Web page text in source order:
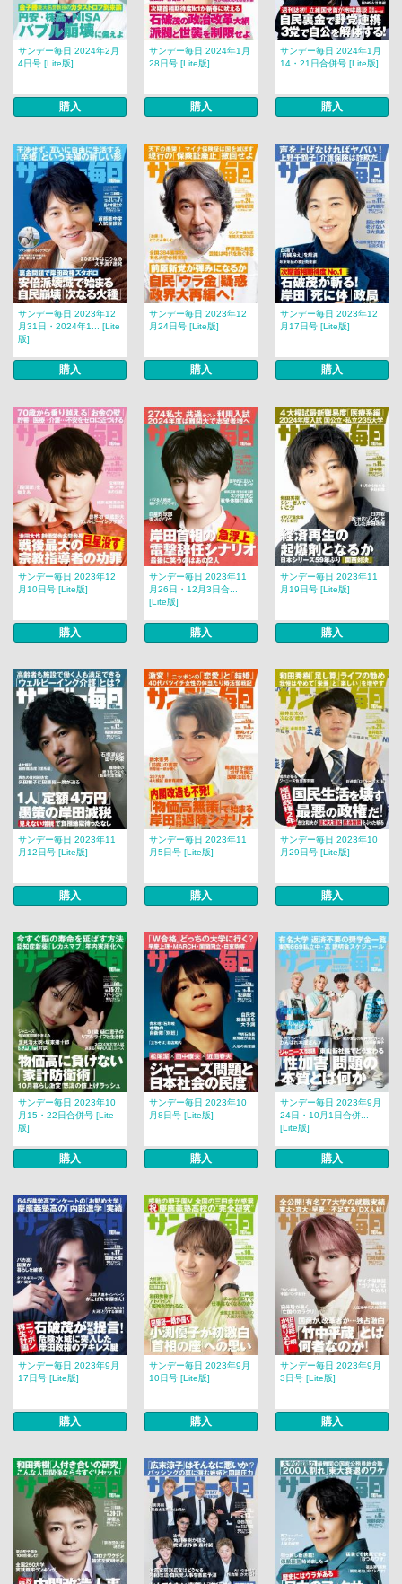
サンデー毎日 2024年2月
4日号 [Lite版]
購入
サンデー毎日 2024年1月
28日号 [Lite版]
購入
サンデー毎日 2024年1月
14・21日合併号 [Lite版]
購入
サンデー毎日 2023年12
月31日・2024年1... [Lite
版]
購入
サンデー毎日 2023年12
月24日号 [Lite版]
購入
サンデー毎日 2023年12
月17日号 [Lite版]
購入
サンデー毎日 2023年12
月10日号 [Lite版]
購入
サンデー毎日 2023年11
月26日・12月3日合...
[Lite版]
購入
サンデー毎日 2023年11
月19日号 [Lite版]
購入
サンデー毎日 2023年11
月12日号 [Lite版]
購入
サンデー毎日 2023年11
月5日号 [Lite版]
購入
サンデー毎日 2023年10
月29日号 [Lite版]
購入
サンデー毎日 2023年10
月15・22日合併号 [Lite
版]
購入
サンデー毎日 2023年10
月8日号 [Lite版]
購入
サンデー毎日 2023年9月
24日・10月1日合併...
[Lite版]
購入
サンデー毎日 2023年9月
17日号 [Lite版]
購入
サンデー毎日 2023年9月
10日号 [Lite版]
購入
サンデー毎日 2023年9月
3日号 [Lite版]
購入